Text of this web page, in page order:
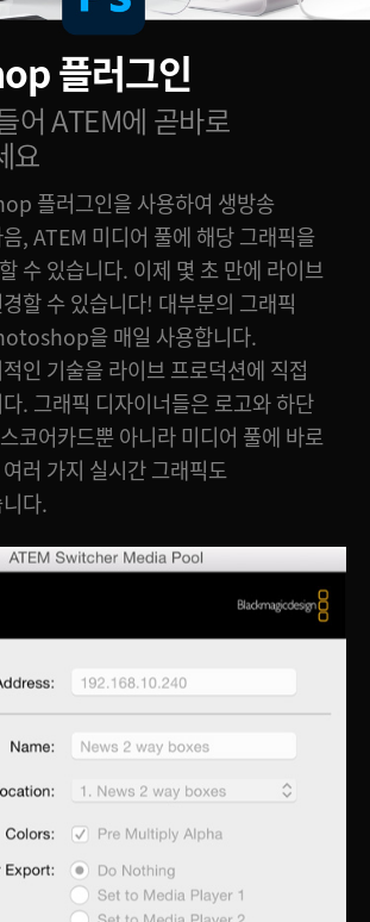
플러그인
어ATEM에 곧바로
요
플러그인을 사용하여 생방송
, ATEM 미디어 풀에 해당 그래픽을
수 있습니다. 이제 몇 초 만에 라이브
할 수 있습니다! 대부분의 그래픽
을 매일 사용합니다.
인 기술을 라이브 프로덕션에 직접
. 그래픽 디자이너들은 로고와 하단
코어카드뿐 아니라 미디어 풀에 바로
러 가지 실시간 그래픽도
다.